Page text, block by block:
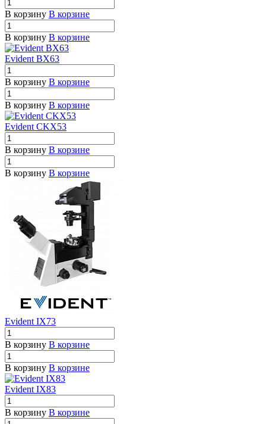
В корзину В корзине
В корзину В корзине
Evident BX63
В корзину В корзине
В корзину В корзине
Evident CKX53
В корзину В корзине
В корзину В корзине
Evident IX73
В корзину В корзине
В корзину В корзине
Evident IX83
В корзину В корзине